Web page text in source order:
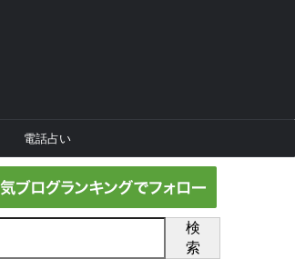
電話占い
検
索